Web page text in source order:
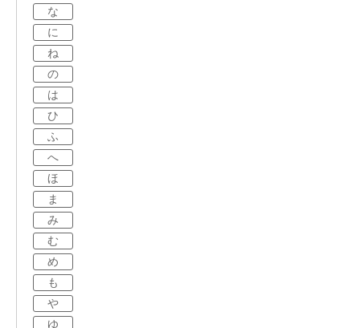
な
に
ね
の
は
ひ
ふ
へ
ほ
ま
み
む
め
も
や
ゆ